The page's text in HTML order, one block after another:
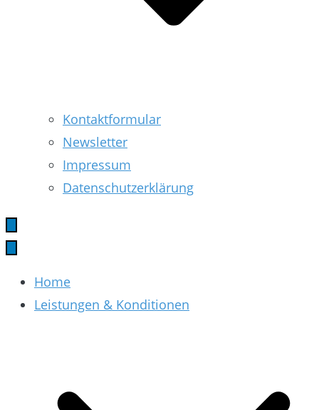
Kontaktformular
Newsletter
Impressum
Datenschutzerklärung
Home
Leistungen & Konditionen